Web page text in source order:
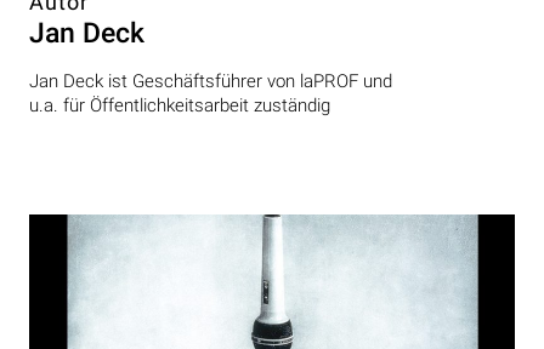
Jan Deck
Jan Deck ist Geschäftsführer von laPROF und
u.a. für Öffentlichkeitsarbeit zuständig